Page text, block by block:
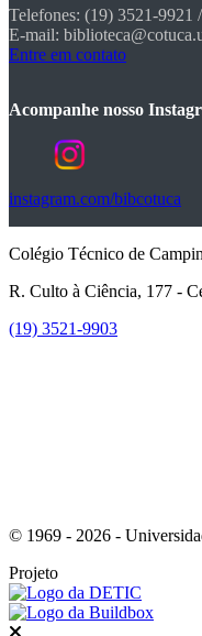
Telefones: (19) 3521-9921
E-mail:
Entre em contato
Acompanhe nosso
instagram.com/bibcotuca
Colégio Técnico de
R. Culto à Ciência, 177 -
(19) 3521-9903
© 1969 - 2026 -
Projeto